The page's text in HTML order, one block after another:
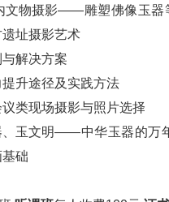
文物摄影——雕塑佛像玉
址摄影艺术
解决方案
升途径及实践方法
类现场摄影与照片选择
玉文明——中华玉器的万
础